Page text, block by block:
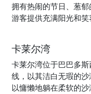
拥有热闹的节日、葱
游客提供充满阳光和笑
卡莱尔湾
卡莱尔湾位于巴巴多
线，以其洁白无瑕的
以慵懒地躺在柔软的